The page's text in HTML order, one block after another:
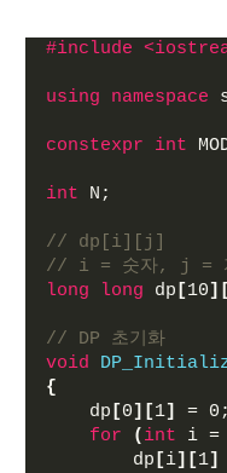
#include
using namespace
constexpr int
int N;
// dp[i][j]
// i = 숫자, j =
long
long dp [10][
// DP 초기화
void
{
    dp
[0][1]
= 0;
for
( int i
        dp
[i][1]